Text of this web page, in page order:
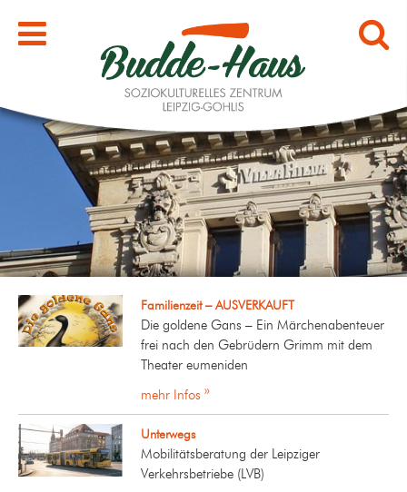
Familienzeit – AUSVERKAUFT
Die goldene Gans – Ein Märchenabenteuer
frei nach den Gebrüdern Grimm mit dem
Theater eumeniden
mehr Infos »
Unterwegs
Mobilitätsberatung der Leipziger
Verkehrsbetriebe (LVB)